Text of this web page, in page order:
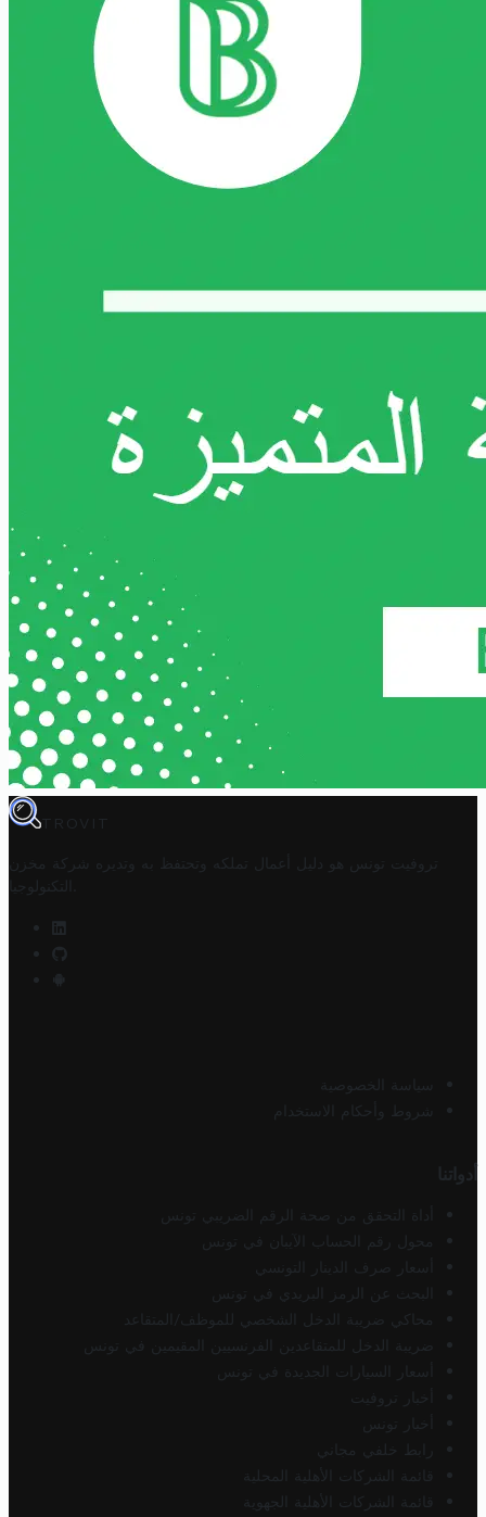
TROVIT
تروفيت تونس هو دليل أعمال تملكه وتحتفظ به وتديره
شركة مخزن
التكنولوجيا
سياسة الخصوصية
شروط وأحكام الاستخدام
أدواتنا
أداة التحقق من صحة الرقم الضريبي تونس
محول رقم الحساب الآيبان في تونس
أسعار صرف الدينار التونسي
البحث عن الرمز البريدي في تونس
محاكي ضريبة الدخل الشخصي للموظف/المتقاعد
ضريبة الدخل للمتقاعدين الفرنسيين المقيمين في تونس
أسعار السيارات الجديدة في تونس
أخبار تروفيت
أخبار تونس
رابط خلفي مجاني
قائمة الشركات الأهلية المحلية
قائمة الشركات الأهلية الجهوية